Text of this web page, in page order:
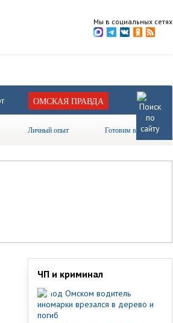
Мы в социальных сетях
ОМСКАЯ ПРАВДА
Личный опыт Готовим вместе
ЧП и криминал